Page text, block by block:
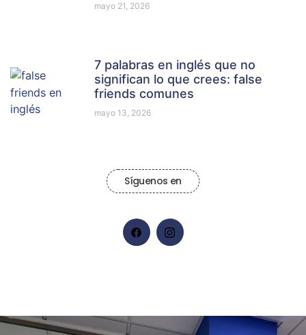
mayo 21, 2026
7 palabras en inglés que no
significan lo que crees: false
friends comunes
mayo 13, 2026
Síguenos en